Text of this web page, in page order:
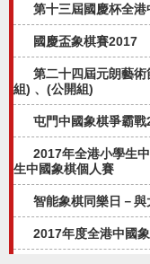
第十三屆國慶杯全
國慶盃象棋賽2017
第二十四屆元朗藝
組) 、(公開組)
屯門中國象棋爭霸戰
2017年全港小學生
生中國象棋個人賽
智能象棋同樂日－與
2017年度全港中國